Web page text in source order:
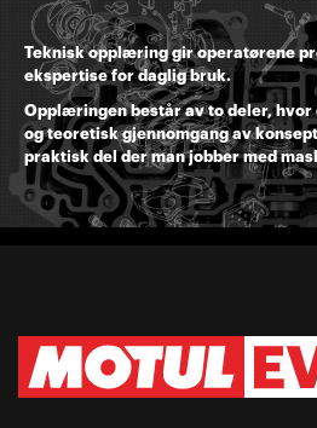
Teknisk opplæring gir operatørene
ekspertise for daglig bruk.
Opplæringen består av to deler, hvor
og teoretisk gjennomgang av
praktisk del der man jobber med